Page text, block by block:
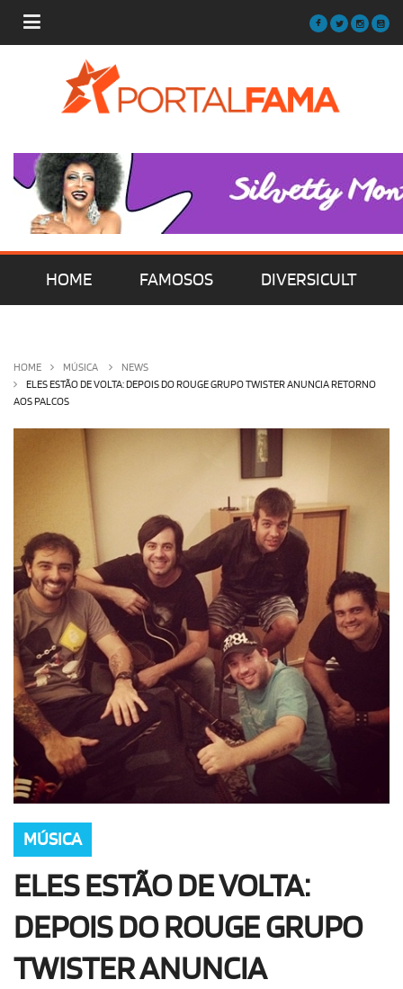
HOME FAMOSOS DIVERSICULT
OLHA ISSO! EU QUERO!
HOME MÚSICA
NEWS
ELES ESTÃO DE VOLTA: DEPOIS DO ROUGE GRUPO TWISTER ANUNCIA RETORNO
AOS PALCOS
MÚSICA
ELES ESTÃO DE VOLTA:
DEPOIS DO ROUGE GRUPO
TWISTER ANUNCIA